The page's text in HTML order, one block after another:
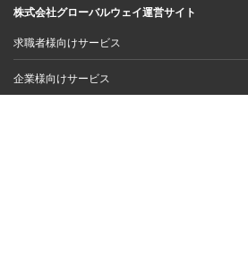
株式会社グローバルウェイ運営サイト
求職者様向けサービス
企業様向けサービス